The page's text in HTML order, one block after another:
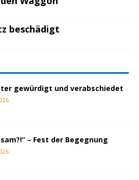
beschädigt
gewürdigt und verabschiedet
– Fest der Begegnung